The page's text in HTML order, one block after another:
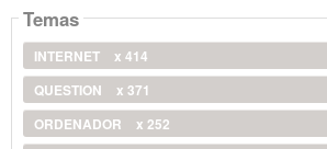
Temas
INTERNET
x 414
QUESTION
x 371
ORDENADOR
x 252